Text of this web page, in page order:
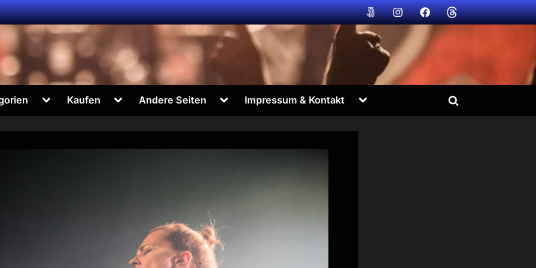
Bildvogt
@
500px
Bildvogt
@
instagram
Bildvogt
@
facebook
Bildvogt
@
Toggle
menu
Kaufen
Toggle
menu
Andere Seiten
Toggle
menu
Impressum & Kontakt
Toggle
menu
Toggle